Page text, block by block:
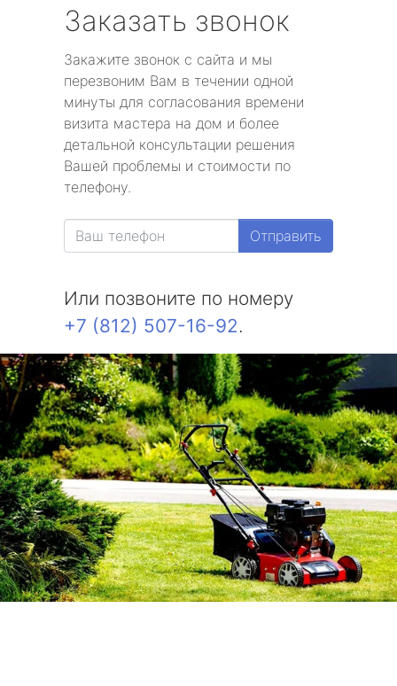
Заказать звонок
Закажите звонок с сайта и мы
перезвоним Вам в течении одной
минуты для согласования времени
визита мастера на дом и более
детальной консультации решения
Вашей проблемы и стоимости по
телефону.
Отправить
Или позвоните по номеру
+7 (812) 507-16-92.